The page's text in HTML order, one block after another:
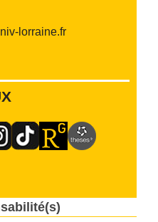
lorraine.fr